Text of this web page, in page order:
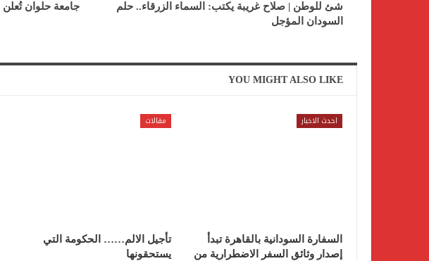
شئ للوطن | صلاح غريبة يكتب: السماء الزرقاء.. حلم
السودان المؤجل
YOU MIGHT ALSO LIKE
احدث الاخبار
السفارة السودانية بالقاهرة تبدأ
إصدار وثائق السفر الاضطرارية من
مقالات
تأجيل الالم…… الحكومة التي
يستحقونها